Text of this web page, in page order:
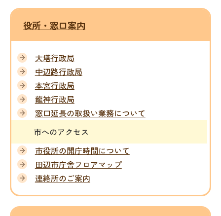
役所・窓口案内
大塔行政局
中辺路行政局
本宮行政局
龍神行政局
窓口延長の取扱い業務について
市へのアクセス
市役所の開庁時間について
田辺市庁舎フロアマップ
連絡所のご案内